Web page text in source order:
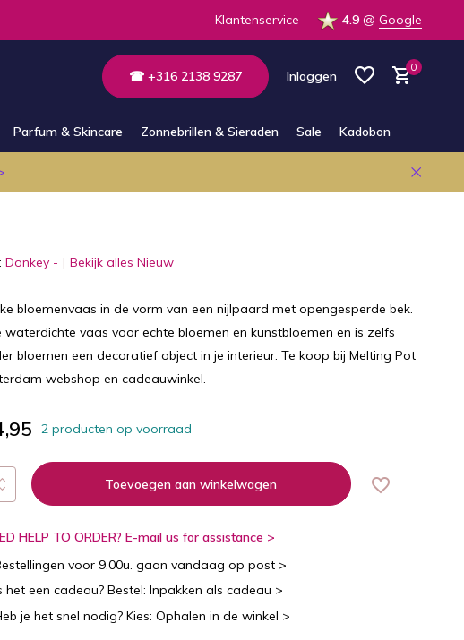
Klantenservice 4.9 @ Google
☎ +316 2138 9287 Inloggen
0
Parfum & Skincare Zonnebrillen & Sieraden Sale Kadobon
Donkey - Bekijk alles Nieuw
bloemenvaas in de vorm van een nijlpaard met opengesperde bek.
waterdichte vaas voor echte bloemen en kunstbloemen en is zelfs
bloemen een decoratief object in je interieur. Te koop bij Melting Pot
webshop en cadeauwinkel.
2 producten op voorraad
Toevoegen aan winkelwagen
HELP TO ORDER? E-mail us for assistance >
voor 9.00u. gaan vandaag op post >
het een cadeau? Bestel: Inpakken als cadeau >
je het snel nodig? Kies: Ophalen in de winkel >